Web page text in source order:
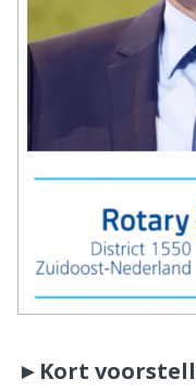
►Kort